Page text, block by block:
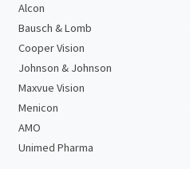
Alcon
Bausch & Lomb
Cooper Vision
Johnson & Johnson
Maxvue Vision
Menicon
AMO
Unimed Pharma